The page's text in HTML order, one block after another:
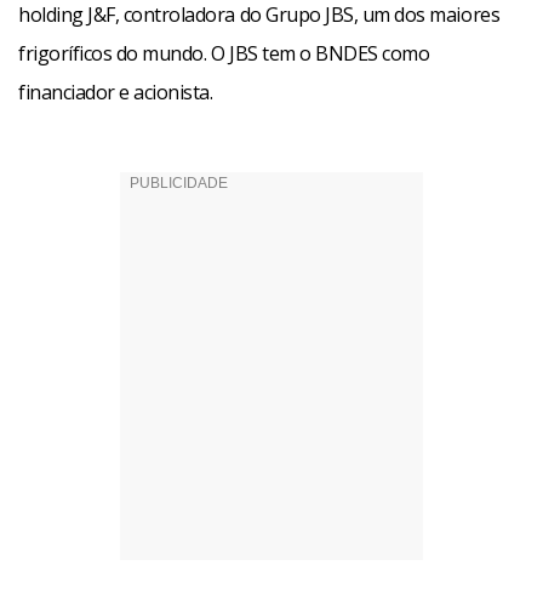
holding J&F, controladora do Grupo JBS, um dos maiores
frigoríficos do mundo. O JBS tem o BNDES como
financiador e acionista.